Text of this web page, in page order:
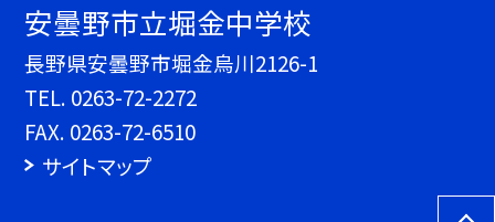
安曇野市立堀金中学校
長野県安曇野市堀金烏川2126-1
TEL. 0263-72-2272
FAX. 0263-72-6510
サイトマップ